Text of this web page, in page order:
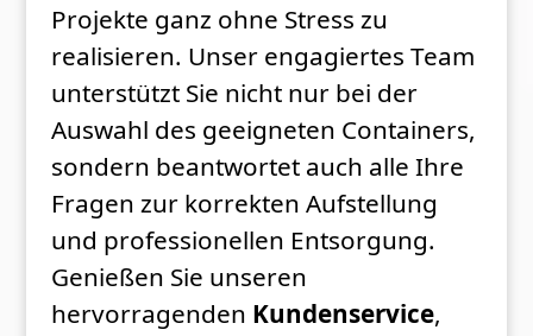
Projekte ganz ohne Stress zu
realisieren. Unser engagiertes Team
unterstützt Sie nicht nur bei der
Auswahl des geeigneten Containers,
sondern beantwortet auch alle Ihre
Fragen zur korrekten Aufstellung
und professionellen Entsorgung.
Genießen Sie unseren
hervorragenden Kundenservice,